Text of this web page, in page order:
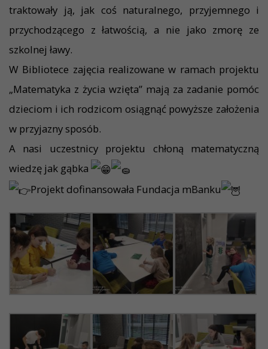
traktowały ją, jak coś naturalnego, przyjemnego i
przychodzącego z łatwością, a nie jako zmorę ze
szkolnej ławy.
W Bibliotece zajęcia realizowane w ramach projektu
„Matematyka z życia wzięta” mają za zadanie pomóc
dzieciom i ich rodzicom osiągnąć powyższe założenia
w przyjazny sposób.
A nasi uczestnicy projektu chłoną matematyczną
wiedzę jak gąbka
Projekt dofinansowała Fundacja mBanku